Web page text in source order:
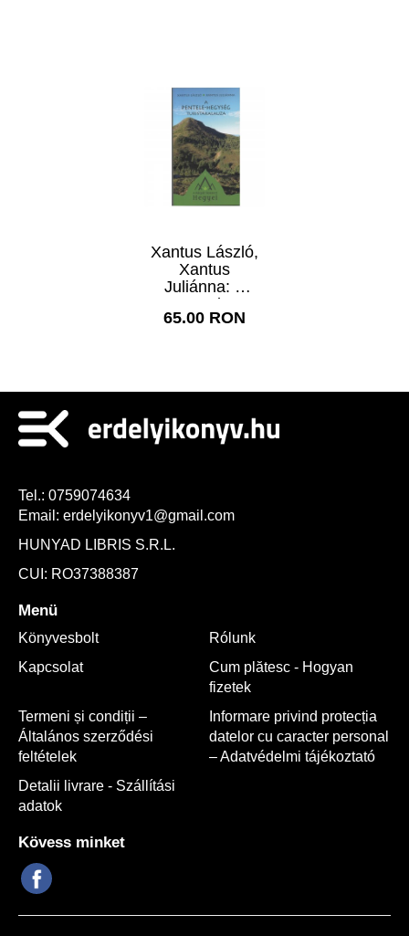
Xantus László,
Xantus
Juliánna: A
Pentele-
hegység
65.00 RON
Tel.: 0759074634
Email: erdelyikonyv1@gmail.com
HUNYAD LIBRIS S.R.L.
CUI: RO37388387
Menü
Könyvesbolt
Rólunk
Kapcsolat
Cum plătesc - Hogyan
fizetek
Termeni și condiții –
Általános szerződési
feltételek
Informare privind protecția
datelor cu caracter personal
– Adatvédelmi tájékoztató
Detalii livrare - Szállítási
adatok
Kövess minket